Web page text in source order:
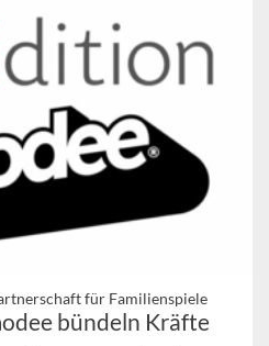
für Familienspiele
bündeln Kräfte